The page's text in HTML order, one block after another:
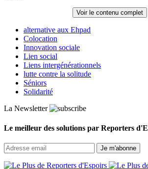
Voir le contenu complet
alternative aux Ehpad
Colocation
Innovation sociale
Lien social
Liens intergénérationnels
lutte contre la solitude
Séniors
Solidarité
La Newsletter
Le meilleur des solutions par Reporters